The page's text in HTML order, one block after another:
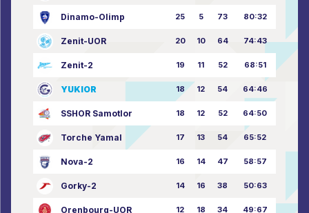
Dinamo-Olimp 25 5 73 80:32
Zenit-UOR 20 10 64 74:43
Zenit-2 19 11 52 68:51
YUKIOR 18 12 54 64:46
SSHOR Samotlor 18 12 52 64:50
Torche Yamal 17 13 54 65:52
Nova-2 16 14 47 58:57
Gorky-2 14 16 38 50:63
Orenbourg-UOR 12 18 34 49:67